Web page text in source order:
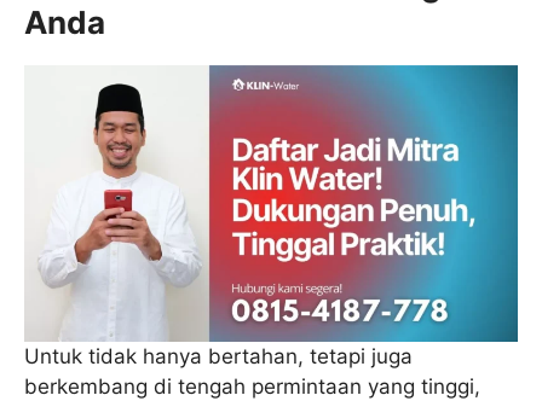
Anda
Untuk tidak hanya bertahan, tetapi juga
berkembang di tengah permintaan yang tinggi,